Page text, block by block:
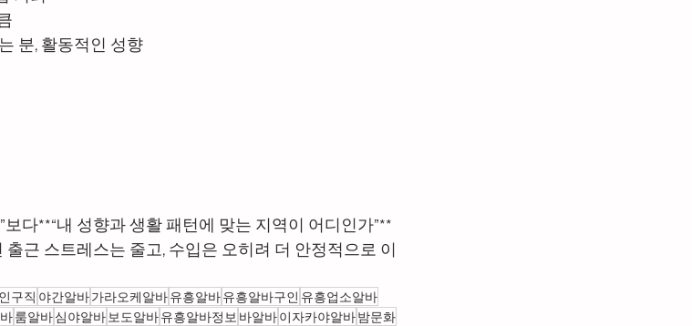
분, 활동적인 성향
다**“내 성향과 생활 패턴에 맞는 지역이 어디인가”**
근 스트레스는 줄고, 수입은 오히려 더 안정적으로 이
구직 야간알바가라오케알바유흥알바유흥알바구인 유흥업소알바
룸알바심야알바보도알바유흥알바정보 바알바이자카야알바밤문화